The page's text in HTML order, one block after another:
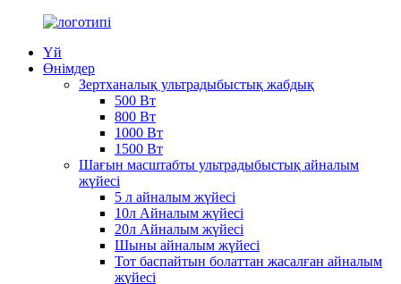
Үй
Өнімдер
Зертханалық ультрадыбыстық жабдық
500 Вт
800 Вт
1000 Вт
1500 Вт
Шағын масштабты ультрадыбыстық айналым
жүйесі
5 л айналым жүйесі
10л Айналым жүйесі
20л Айналым жүйесі
Шыны айналым жүйесі
Тот баспайтын болаттан жасалған айналым
жүйесі